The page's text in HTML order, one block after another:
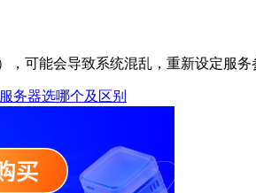
可能会导致系统混乱，重新设定服务
务器选哪个及区别